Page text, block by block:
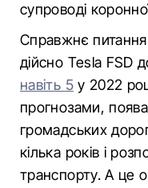
супроводі
Справжнє
дійсно Tesla FSD
навіть 5у 2022
прогнозами, поява
громадських
кілька років і
транспорту. А це